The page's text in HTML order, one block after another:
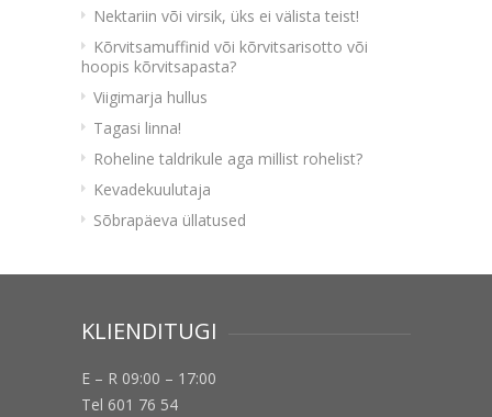
Nektariin või virsik, üks ei välista teist!
Kõrvitsamuffinid või kõrvitsarisotto või
hoopis kõrvitsapasta?
Viigimarja hullus
Tagasi linna!
Roheline taldrikule aga millist rohelist?
Kevadekuulutaja
Sõbrapäeva üllatused
KLIENDITUGI
E – R 09:00 – 17:00
Tel 601 76 54